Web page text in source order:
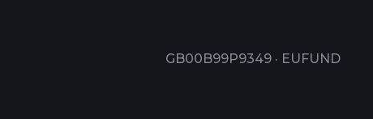
GB00B99P9349 · EUFUND